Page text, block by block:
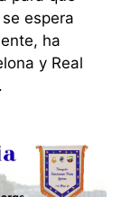
espera
ha
y Real